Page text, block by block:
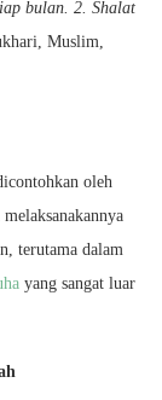
bulan. 2. Shalat
Muslim,
oleh
terutama dalam
yang sangat luar